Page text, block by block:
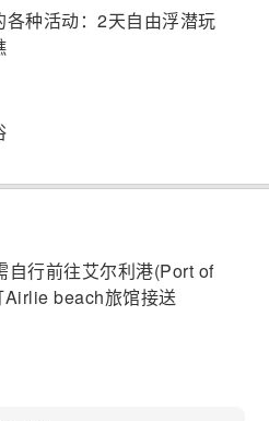
种活动：2天自由浮潜玩
自行前往艾尔利港(Port of
beach旅馆接送